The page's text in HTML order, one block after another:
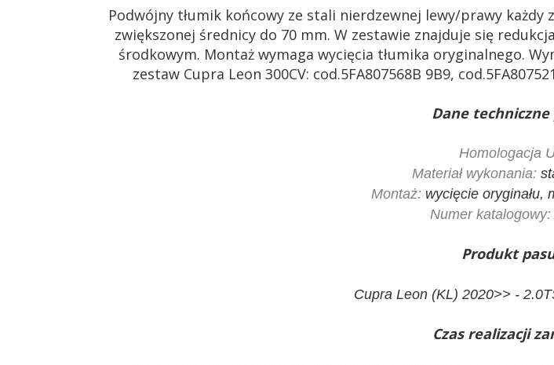
Podwójny tłumik końcowy ze stali nierdzewnej lewy/prawy każdy
zwiększonej średnicy do 70 mm. W zestawie znajduje się
środkowym. Montaż wymaga wycięcia tłumika oryginalnego.
zestaw Cupra Leon 300CV: cod.5FA807568B 9B9,
Dane
Homologacja
Materiał wykonania:
Montaż: wycięcie oryginału,
Numer katalogowy:
Produkt
Cupra Leon (KL) 2020>> -
Czas realizacji